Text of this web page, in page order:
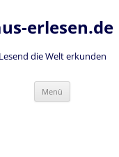
erlesen.de
Lesend die Welt erkunden
Menü